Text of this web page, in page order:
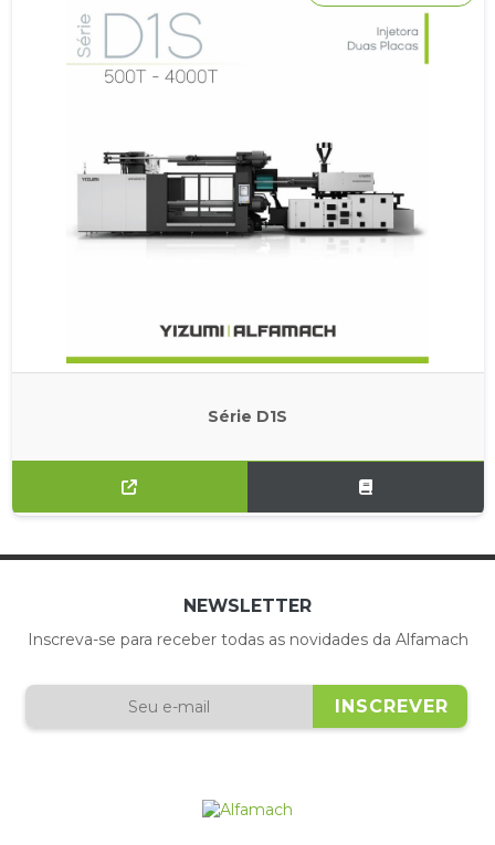
Série D1S
NEWSLETTER
Inscreva-se para receber todas as novidades da Alfamach